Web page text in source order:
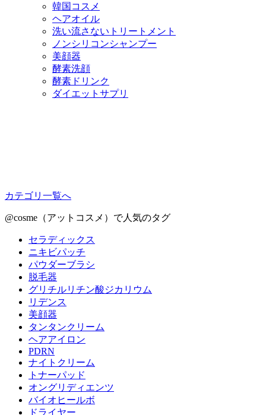
韓国コスメ
ヘアオイル
洗い流さないトリートメント
ノンシリコンシャンプー
美顔器
酵素洗顔
酵素ドリンク
ダイエットサプリ
カテゴリ一覧へ
@cosme（アットコスメ）で人気のタグ
セラディックス
ニキビパッチ
パウダーブラシ
脱毛器
グリチルリチン酸ジカリウム
リデンス
美顔器
タンタンクリーム
ヘアアイロン
PDRN
ナイトクリーム
トナーパッド
オングリディエンツ
バイオヒールボ
ドライヤー